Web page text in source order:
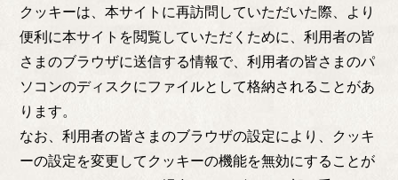
クッキーは、本サイトに再訪問していただいた際、より
便利に本サイトを閲覧していただくために、利用者の皆
さまのブラウザに送信する情報で、利用者の皆さまのパ
ソコンのディスクにファイルとして格納されることがあ
ります。
なお、利用者の皆さまのブラウザの設定により、クッキ
ーの設定を変更してクッキーの機能を無効にすることが